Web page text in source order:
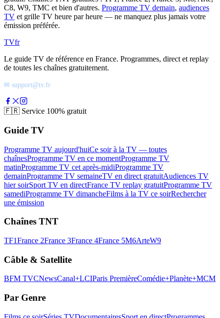
C8, W9, TMC et bien d'autres. Programme TV demain, audiences
TV et grille TV heure par heure — ne manquez plus jamais votre
émission préférée.
TVfr
Le guide TV de référence en France. Programmes, direct et replay
de toutes les chaînes gratuitement.
✉ support@tv.fr
🇫🇷 Service 100% gratuit
Guide TV
Programme TV aujourd'huiCe soir à la TV — toutes
chaînesProgramme TV en ce momentProgramme TV
matinProgramme TV cet après-midiProgramme TV
demainProgramme TV semaineTV en direct gratuitAudiences TV
hier soirSport TV en directFrance TV replay gratuitProgramme TV
samediProgramme TV dimancheFilms à la TV ce soirRechercher
une émission
Chaînes TNT
TF1France 2France 3France 4France 5M6ArteW9
Câble & Satellite
BFM TVCNewsCanal+LCIParis PremièreComédie+Planète+MCM
Par Genre